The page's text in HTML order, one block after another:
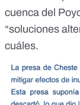
cuenca del
“soluciones
cuáles.